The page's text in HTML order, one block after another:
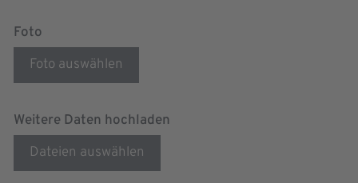
Foto
Foto auswählen
Weitere Daten hochladen
Dateien auswählen